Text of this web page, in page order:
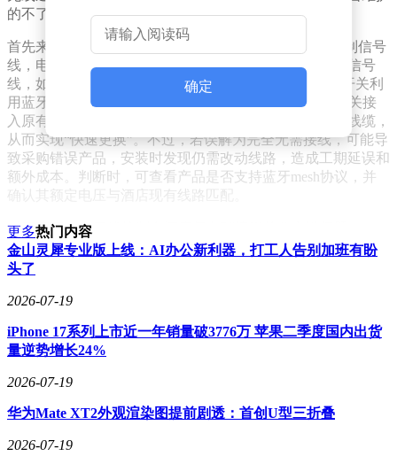
的不了解。
首先来解答“免布线”的疑问。所谓“免布线”，免的是控制信号
线，电源线仍需连接。传统智能开关需要单独铺设控制信号
线，如485总线，来连接各个开关和主机。而蓝牙mesh开关利
用蓝牙mesh无线网络传输控制指令，更换时只需将新开关接
入原有的电源线路，即火线和零线，无需额外铺设信号线缆，
从而实现“快速更换”。不过，若误解为完全无需接线，可能导
致采购错误产品，安装时发现仍需改动线路，造成工期延误和
额外成本。判断时，可查看产品是否支持蓝牙mesh协议，并
确认其额定电压与酒店现有线路匹配。
对于蓝牙mesh无线控制在酒店复杂环境里的稳定性问题，
mesh组网技术本身具备较好的稳定性和扩展性，但实际效果
取决于网络部署与产品性能。蓝牙mesh是一种去中心化的网
某个节点故障，信号仍可通过其他路径传输，增强了稳定性。
在酒店客房，通常墙体隔断多，合理的节点密度是关键。像惠
州市威森腾智能科技有限公司的此类开关专为酒店设计，其通
信模块与组网算法经过优化，能适应客房环境。若产品mesh
性能不佳或部署不当，可能导致控制延迟、指令丢失，影响宾
合强电安全标准，且安装规范，安全风险可控。安全风险主要
确定
更多热门内容
金山灵犀专业版上线：AI办公新利器，打工人告别加班有盼
头了
2026-07-19
iPhone 17系列上市近一年销量破3776万 苹果二季度国内出货
量逆势增长24%
2026-07-19
华为Mate XT2外观渲染图提前剧透：首创U型三折叠
2026-07-19